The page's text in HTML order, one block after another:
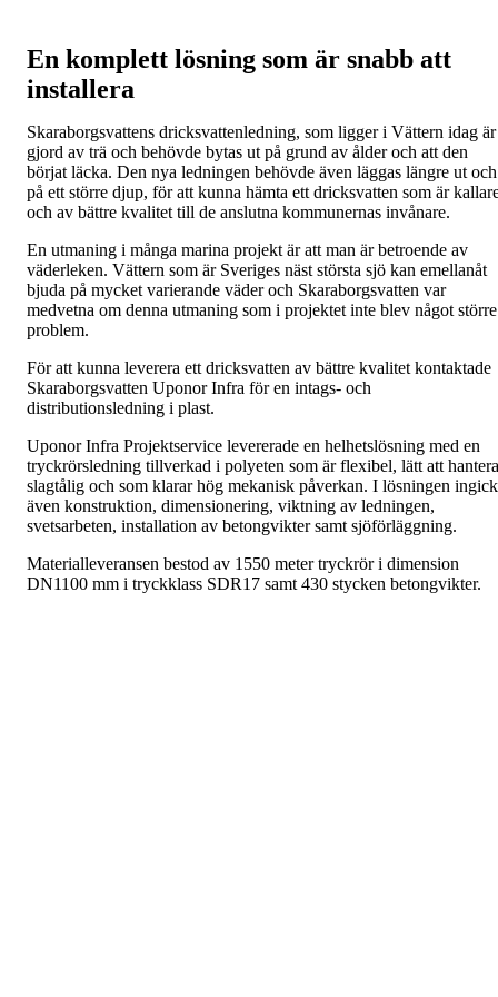
En komplett lösning som är snabb att
installera
Skaraborgsvattens dricksvattenledning, som ligger i Vättern idag är
gjord av trä och behövde bytas ut på grund av ålder och att den
börjat läcka. Den nya ledningen behövde även läggas längre ut och
på ett större djup, för att kunna hämta ett dricksvatten som är
och av bättre kvalitet till de anslutna kommunernas invånare.
En utmaning i många marina projekt är att man är betroende av
väderleken. Vättern som är Sveriges näst största sjö kan emellanåt
bjuda på mycket varierande väder och Skaraborgsvatten var
medvetna om denna utmaning som i projektet inte blev något större
problem.
För att kunna leverera ett dricksvatten av bättre kvalitet kontaktade
Skaraborgsvatten Uponor Infra för en intags- och
distributionsledning i plast.
Uponor Infra Projektservice levererade en helhetslösning med en
tryckrörsledning tillverkad i polyeten som är flexibel, lätt att
slagtålig och som klarar hög mekanisk påverkan. I lösningen ingick
även konstruktion, dimensionering, viktning av ledningen,
svetsarbeten, installation av betongvikter samt sjöförläggning.
Materialleveransen bestod av 1550 meter tryckrör i dimension
DN1100 mm i tryckklass SDR17 samt 430 stycken betongvikter.